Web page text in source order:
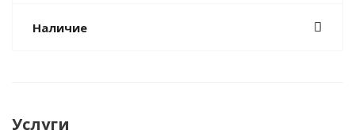
Наличие
Услуги